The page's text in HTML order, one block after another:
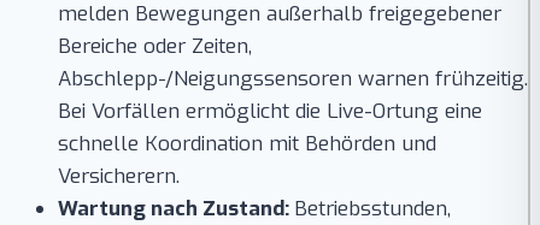
melden Bewegungen außerhalb freigegebener
Bereiche oder Zeiten,
Abschlepp-/Neigungssensoren warnen frühzeitig.
Bei Vorfällen ermöglicht die Live-Ortung eine
schnelle Koordination mit Behörden und
Versicherern.
Wartung nach Zustand: Betriebsstunden,